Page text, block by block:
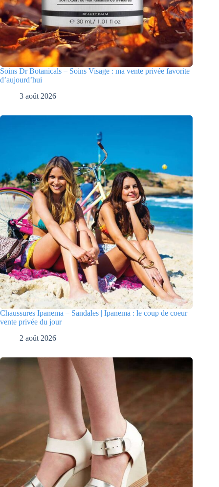
Soins Dr Botanicals – Soins Visage : ma vente privée favorite
d’aujourd’hui
3 août 2026
Chaussures Ipanema – Sandales | Ipanema : le coup de coeur
vente privée du jour
2 août 2026